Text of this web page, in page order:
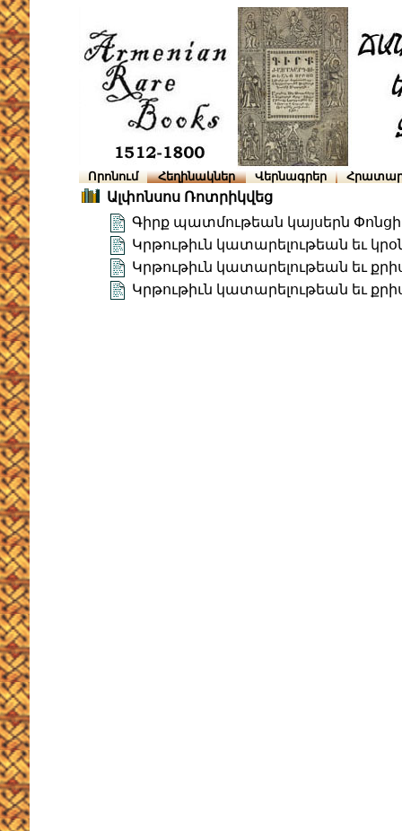
Որոնում Հեղինակներ Վերնագրեր
Ալփոնսոս Ռոտրիկվեց
Գիրք պատմութեան կայսերն
Կրթութիւն կատարելութեան եւ
Կրթութիւն կատարելութեան եւ
Կրթութիւն կատարելութեան եւ